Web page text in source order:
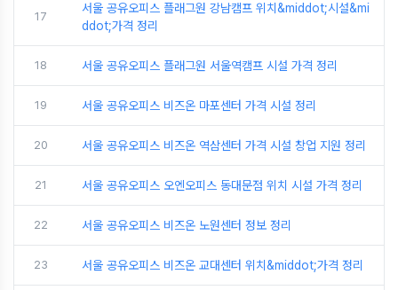
17
서울 공유오피스 플래그원 강남캠프 위치&middot;시설&mi
ddot;가격 정리
18 서울 공유오피스 플래그원 서울역캠프 시설 가격 정리
19 서울 공유오피스 비즈온 마포센터 가격 시설 정리
20 서울 공유오피스 비즈온 역삼센터 가격 시설 창업 지원 정리
21 서울 공유오피스 오엔오피스 동대문점 위치 시설 가격 정리
22 서울 공유오피스 비즈온 노원센터 정보 정리
23 서울 공유오피스 비즈온 교대센터 위치&middot;가격 정리